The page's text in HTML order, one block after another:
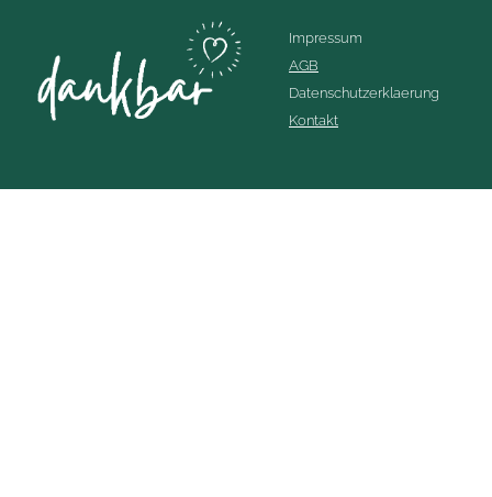
Impressum
AGB
Datenschutzerklaerung
Kontakt